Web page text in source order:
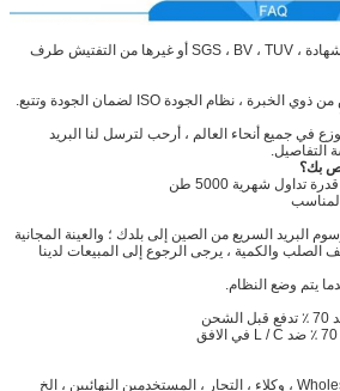
1.SO9001: 2008 و TS16949 شهادة ، SGS ، BV ، TUV أو غيرها من التفتيش طرف
في جميع أنحاء العالم ، أرحب لترسل لنا البريد
التفاصيل.
بك؟
البريد السريع من الصين إلى بلدك ؛ والعينة المجانية
والكمية ، يرجى الرجوع إلى المبيعات لدينا